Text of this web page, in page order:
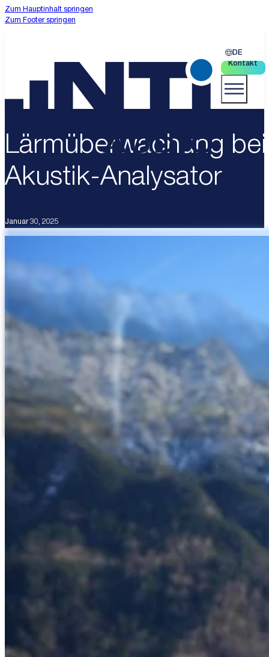
Zum Hauptinhalt springen
Zum Footer springen
DE
Kontakt
Lärmüberwachung
Akustik-Analysator
Januar 30, 2025